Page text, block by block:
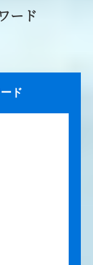
ード
ド